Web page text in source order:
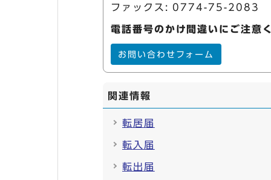
ファックス: 0774-75-2083
電話番号のかけ間違いにご注意
お問い合わせフォーム
関連情報
転居届
転入届
転出届